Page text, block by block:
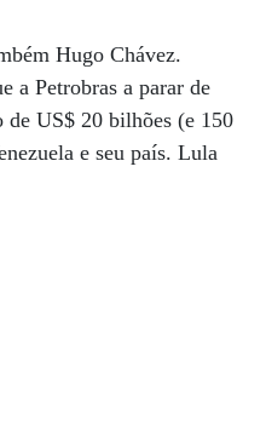
Hugo Chávez.
a Petrobras a parar de
de US$ 20 bilhões (e 150
e seu país. Lula